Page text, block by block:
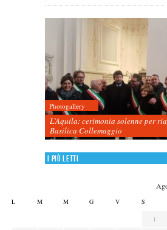
Photogallery
L’Aquila: cerimonia solenne per
Basilica Collemaggio
I più letti
L M M G V S
1